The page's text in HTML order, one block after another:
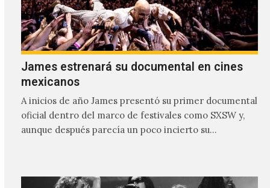
James estrenará su documental en cines
mexicanos
A inicios de año James presentó su primer documental
oficial dentro del marco de festivales como SXSW y,
aunque después parecía un poco incierto su…